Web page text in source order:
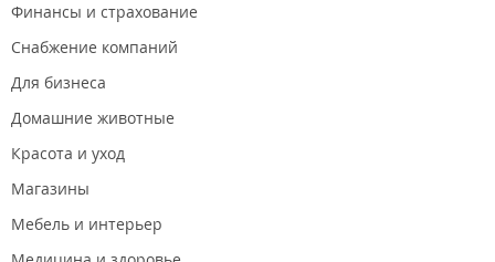
Финансы и страхование
Снабжение компаний
Для бизнеса
Домашние животные
Красота и уход
Магазины
Мебель и интерьер